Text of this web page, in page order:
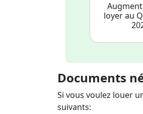
loyer au
Documents
Si vous voulez louer
suivants: